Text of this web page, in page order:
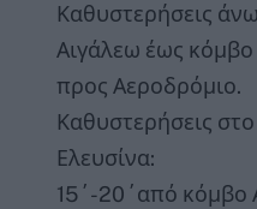
Καθυστερήσεις
Αιγάλεω έως
προς Αεροδρόμιο.
Καθυστερήσεις
Ελευσίνα:
15΄-20΄από κόμβο